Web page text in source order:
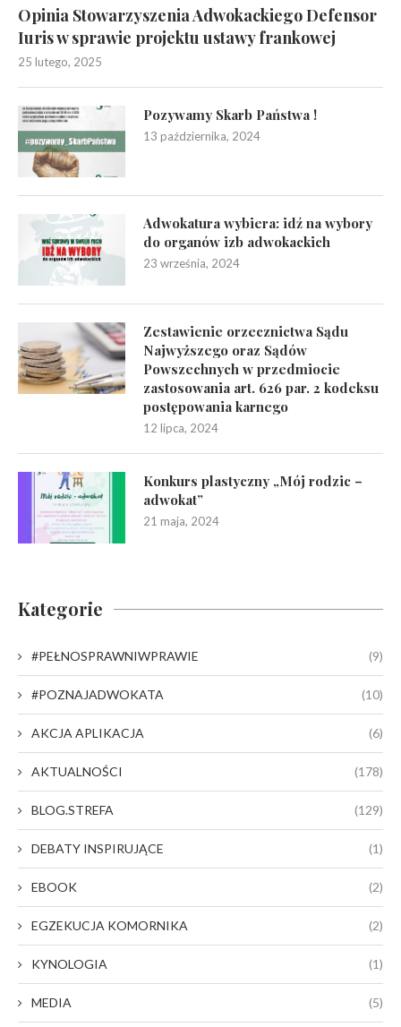
Opinia Stowarzyszenia Adwokackiego Defensor
Iuris w sprawie projektu ustawy frankowej
25 lutego, 2025
Pozywamy Skarb Państwa !
13 października, 2024
Adwokatura wybiera: idź na wybory
do organów izb adwokackich
23 września, 2024
Zestawienie orzecznictwa Sądu
Najwyższego oraz Sądów
Powszechnych w przedmiocie
zastosowania art. 626 par. 2 kodeksu
postępowania karnego
12 lipca, 2024
Konkurs plastyczny „Mój rodzic –
adwokat”
21 maja, 2024
Kategorie
#PEŁNOSPRAWNIWPRAWIE (9)
#POZNAJADWOKATA (10)
AKCJA APLIKACJA (6)
AKTUALNOŚCI (178)
BLOG.STREFA (129)
DEBATY INSPIRUJĄCE (1)
EBOOK (2)
EGZEKUCJA KOMORNIKA (2)
KYNOLOGIA (1)
MEDIA (5)